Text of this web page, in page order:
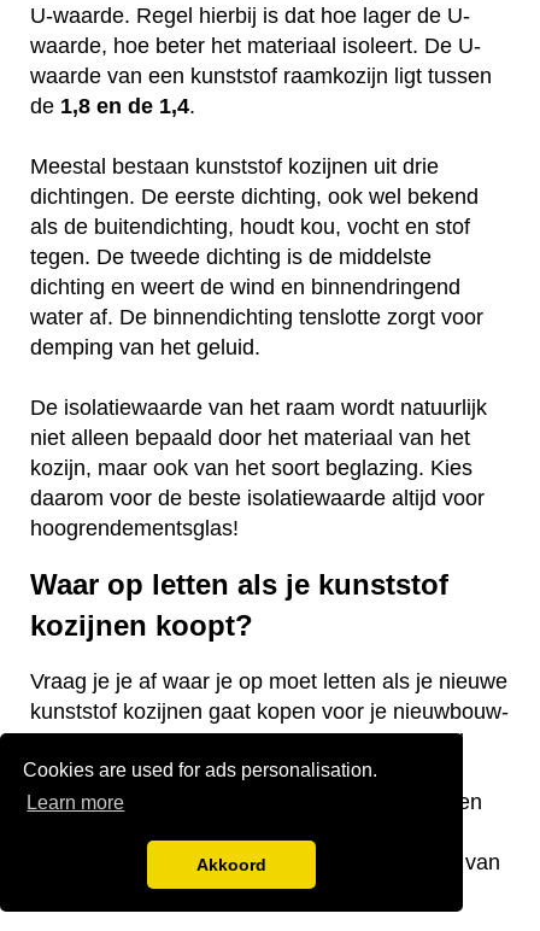
Cookies are used for ads personalisation.
Learn more
Akkoord
U-waarde. Regel hierbij is dat hoe lager de U-
waarde, hoe beter het materiaal isoleert. De U-
waarde van een kunststof raamkozijn ligt tussen
de 1,8 en de 1,4.
Meestal bestaan kunststof kozijnen uit drie
dichtingen. De eerste dichting, ook wel bekend
als de buitendichting, houdt kou, vocht en stof
tegen. De tweede dichting is de middelste
dichting en weert de wind en binnendringend
water af. De binnendichting tenslotte zorgt voor
demping van het geluid.
De isolatiewaarde van het raam wordt natuurlijk
niet alleen bepaald door het materiaal van het
kozijn, maar ook van het soort beglazing. Kies
daarom voor de beste isolatiewaarde altijd voor
hoogrendementsglas!
Waar op letten als je kunststof
kozijnen koopt?
Vraag je je af waar je op moet letten als je nieuwe
kunststof kozijnen gaat kopen voor je nieuwbouw-
of bestaande woning? Wij hebben een aantal
nuttige tips voor je! De keurmerken van de
kozijnen, welke isolatiewaarde je nodig hebt en
belangrijke aandachtspunten bij de aanschaf van
kunststof kozijnen.